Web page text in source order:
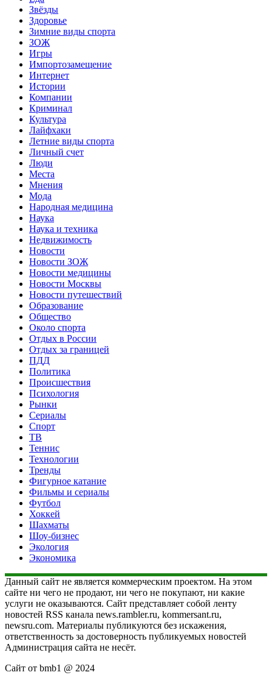
Звёзды
Здоровье
Зимние виды спорта
ЗОЖ
Игры
Импортозамещение
Интернет
Истории
Компании
Криминал
Культура
Лайфхаки
Летние виды спорта
Личный счет
Люди
Места
Мнения
Мода
Народная медицина
Наука
Наука и техника
Недвижимость
Новости
Новости ЗОЖ
Новости медицины
Новости Москвы
Новости путешествий
Образование
Общество
Около спорта
Отдых в России
Отдых за границей
ПДД
Политика
Происшествия
Психология
Рынки
Сериалы
Спорт
ТВ
Теннис
Технологии
Тренды
Фигурное катание
Фильмы и сериалы
Футбол
Хоккей
Шахматы
Шоу-бизнес
Экология
Экономика
Данный сайт не является коммерческим проектом. На этом
сайте ни чего не продают, ни чего не покупают, ни какие
услуги не оказываются. Сайт представляет собой ленту
новостей RSS канала news.rambler.ru, kommersant.ru,
newsru.com. Материалы публикуются без искажения,
ответственность за достоверность публикуемых новостей
Администрация сайта не несёт.
Сайт от bmb1 @ 2024